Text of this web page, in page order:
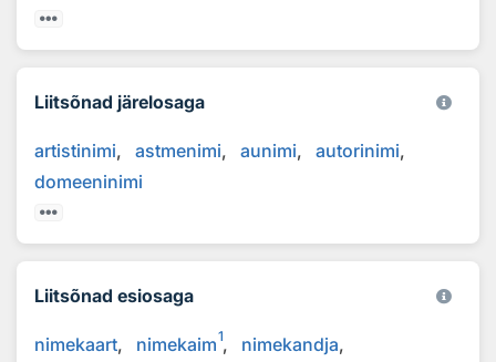
Liitsõnad järelosaga
artistinimi astmenimi aunimi
autorinimi
domeeninimi
Liitsõnad esiosaga
nimekaart nimekaim1
nimekandja